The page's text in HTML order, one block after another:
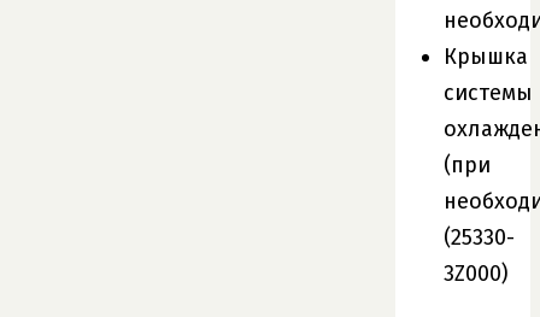
Крышка
системы
(при
(25330-
3Z000)